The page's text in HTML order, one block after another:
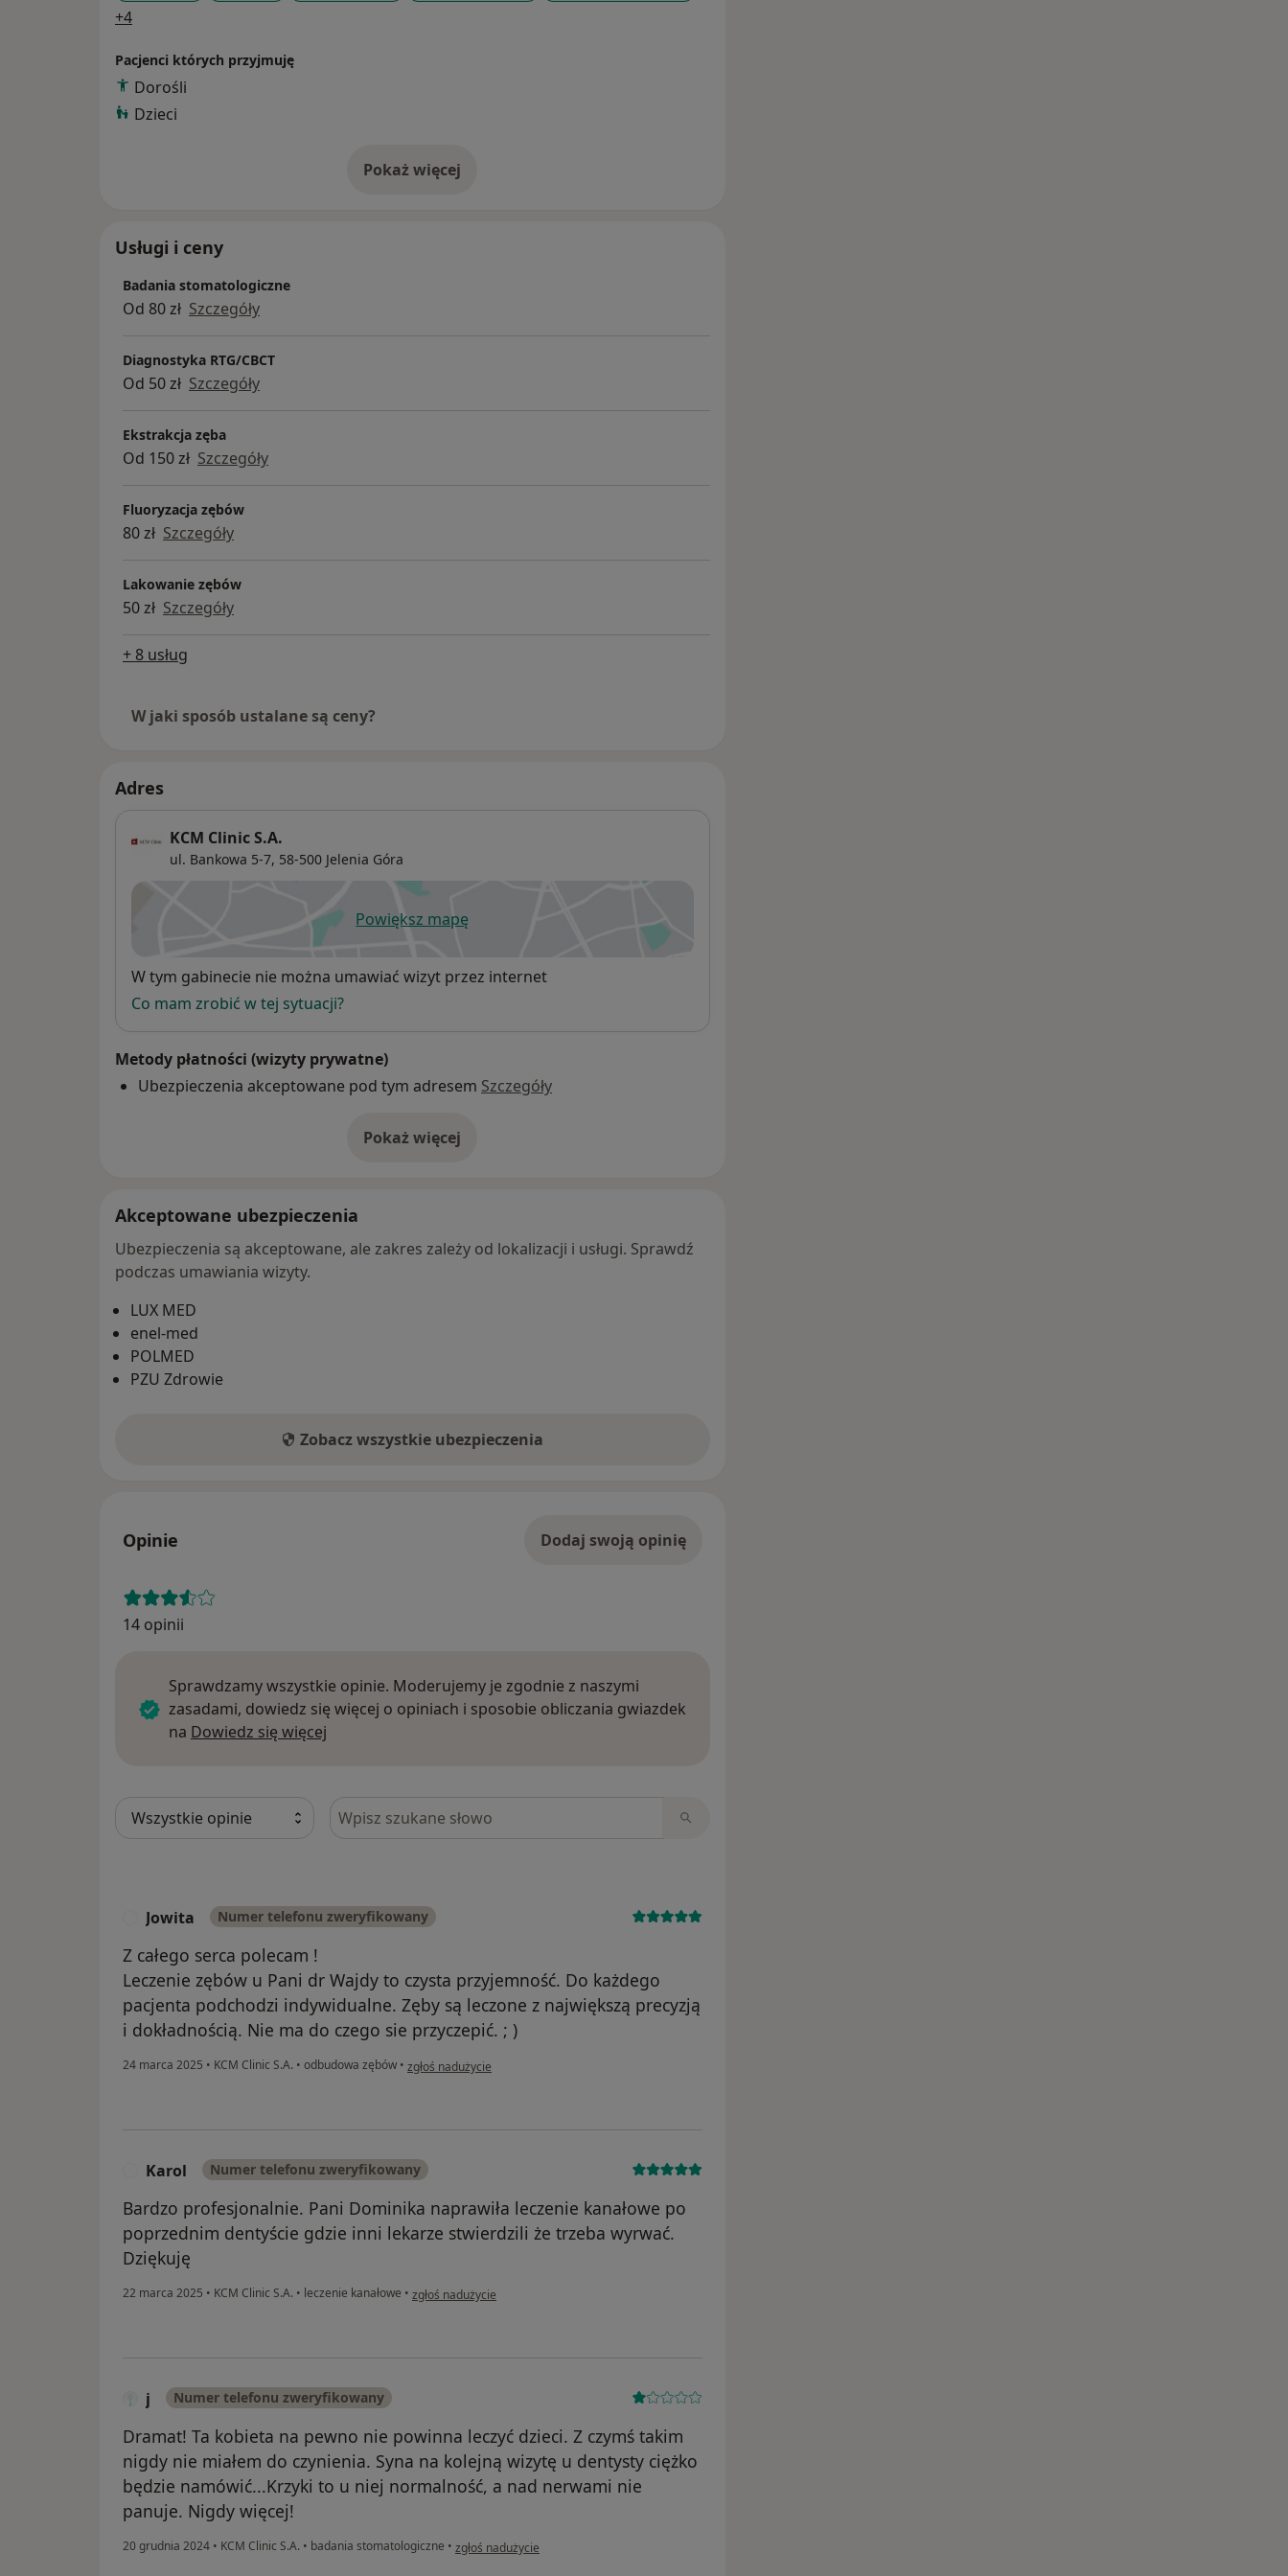
+4a11y_sr_more_diseases
Pacjenci których przyjmuję
Dorośli
Dzieci
Pokaż więcejo doświadczeniu
Usługi i ceny
Badania stomatologiczne
Od 80 zł Szczegóły
Diagnostyka RTG/CBCT
Od 50 zł Szczegóły
Ekstrakcja zęba
Od 150 zł Szczegóły
Fluoryzacja zębów
80 zł Szczegóły
Lakowanie zębów
50 zł Szczegóły
+ 8 usług
W jaki sposób ustalane są ceny?
Adres
KCM Clinic S.A.
ul. Bankowa 5-7, 58-500 Jelenia Góra
Powiększ mapęotwiera się w nowej karcie
Dostępność
W tym gabinecie nie można umawiać wizyt przez internet
Co mam zrobić w tej sytuacji?
Metody płatności (wizyty prywatne)
Ubezpieczenia akceptowane pod tym adresem Szczegóły
Pokaż więcej
o adresie
Akceptowane ubezpieczenia
Ubezpieczenia są akceptowane, ale zakres zależy od lokalizacji i usługi. Sprawdź
podczas umawiania wizyty.
LUX MED
enel-med
POLMED
PZU Zdrowie
Zobacz wszystkie ubezpieczenia
Opinie Dodaj swoją opinię
14 opinii
Sprawdzamy wszystkie opinie. Moderujemy je zgodnie z naszymi
zasadami, dowiedz się więcej o opiniach i sposobie obliczania gwiazdek
na Dowiedz się więcej
Szukaj w opiniach
Jowita Numer telefonu zweryfikowany
Z całego serca polecam !
Leczenie zębów u Pani dr Wajdy to czysta przyjemność. Do każdego
pacjenta podchodzi indywidualne. Zęby są leczone z największą precyzją
i dokładnością. Nie ma do czego sie przyczepić. ; )
24 marca 2025 • KCM Clinic S.A. • odbudowa zębów • w opinii użytkownika Jowita
zgłoś nadużycie
Karol Numer telefonu zweryfikowany
Bardzo profesjonalnie. Pani Dominika naprawiła leczenie kanałowe po
poprzednim dentyście gdzie inni lekarze stwierdzili że trzeba wyrwać.
Dziękuję
22 marca 2025 • KCM Clinic S.A. • leczenie kanałowe • w opinii użytkownika Karol
zgłoś nadużycie
j Numer telefonu zweryfikowany
Dramat! Ta kobieta na pewno nie powinna leczyć dzieci. Z czymś takim
nigdy nie miałem do czynienia. Syna na kolejną wizytę u dentysty ciężko
będzie namówić...Krzyki to u niej normalność, a nad nerwami nie
panuje. Nigdy więcej!
20 grudnia 2024 • KCM Clinic S.A. • badania stomatologiczne • w opinii użytkownika j
zgłoś nadużycie